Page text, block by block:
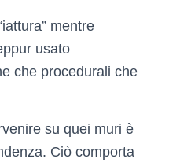
mentre
usato
che procedurali che
su quei muri è
Ciò comporta